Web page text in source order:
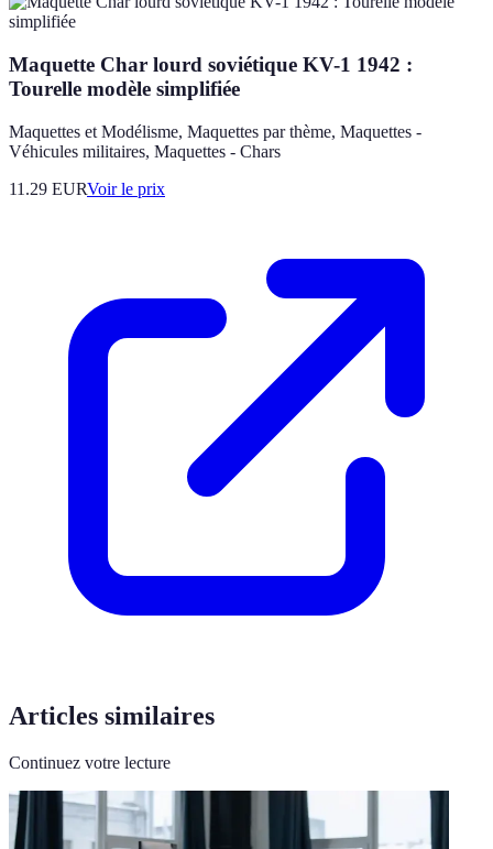
Maquette Char lourd soviétique KV-1 1942 :
Tourelle modèle simplifiée
Maquettes et Modélisme, Maquettes par thème, Maquettes -
Véhicules militaires, Maquettes - Chars
11.29 EURVoir le prix
Articles similaires
Continuez votre lecture